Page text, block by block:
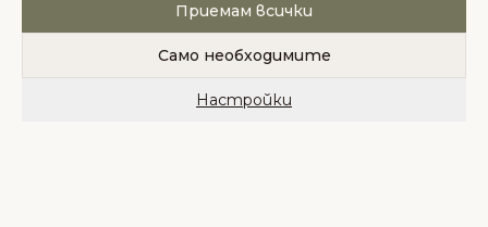
© 2026 Одоната Козметикс ООД. Всички права
запазени.
Политика за поверителностОбщи условия
Приемам всички
Само необходимите
Настройки